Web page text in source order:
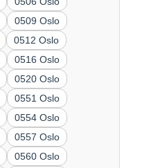
0509 Oslo
0512 Oslo
0516 Oslo
0520 Oslo
0551 Oslo
0554 Oslo
0557 Oslo
0560 Oslo